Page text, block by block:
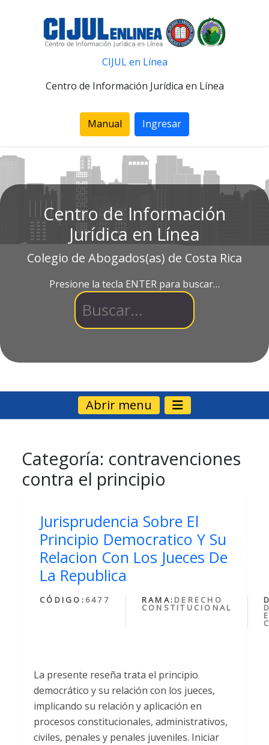
CIJUL en Línea
Centro de Información Jurídica en Línea
Manual Ingresar
Centro de Información
Jurídica en Línea
Colegio de Abogados(as) de Costa Rica
Presione la tecla ENTER para buscar…
Abrir menu
Categoría: contravenciones
contra el principio
Jurisprudencia Sobre El
Principio Democratico Y Su
Relacion Con Los Jueces De
La Republica
CÓDIGO: 6477 RAMA: DERECHO
CONSTITUCIONAL
La presente reseña trata el principio
democrático y su relación con los jueces,
implicando su relación y aplicación en
procesos constitucionales, administrativos,
civiles, penales y penales juveniles. Iniciar